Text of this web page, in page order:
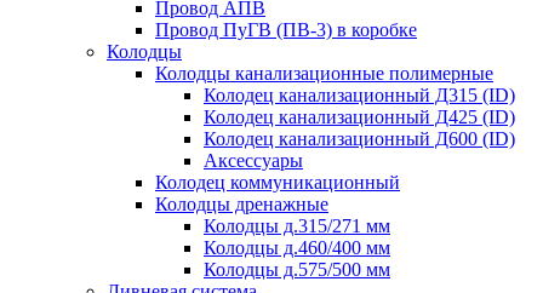
Провод АПВ
Провод ПуГВ (ПВ-3) в коробке
Колодцы
Колодцы канализационные полимерные
Колодец канализационный Д315 (ID)
Колодец канализационный Д425 (ID)
Колодец канализационный Д600 (ID)
Аксессуары
Колодец коммуникационный
Колодцы дренажные
Колодцы д.315/271 мм
Колодцы д.460/400 мм
Колодцы д.575/500 мм